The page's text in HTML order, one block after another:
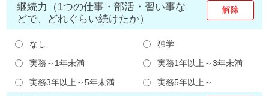
継続力（1つの仕事・部活・習い事な
どで、どれぐらい続けたか）
なし
独学
実務～1年未満
実務1年以上～3年未満
実務3年以上～5年未満
実務5年以上～